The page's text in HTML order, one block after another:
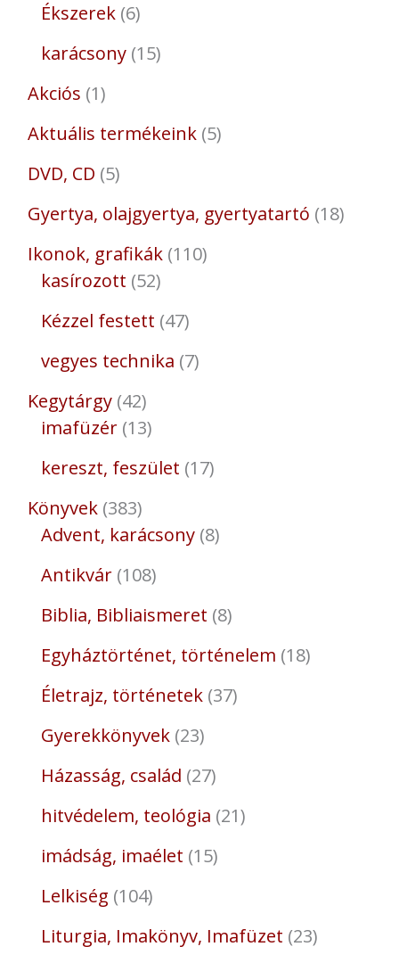
Ékszerek 6
karácsony 15
Akciós 1
Aktuális termékeink 5
DVD, CD 5
Gyertya, olajgyertya, gyertyatartó 18
Ikonok, grafikák 110
kasírozott 52
Kézzel festett 47
vegyes technika 7
Kegytárgy 42
imafüzér 13
kereszt, feszület 17
Könyvek 383
Advent, karácsony 8
Antikvár 108
Biblia, Bibliaismeret 8
Egyháztörténet, történelem 18
Életrajz, történetek 37
Gyerekkönyvek 23
Házasság, család 27
hitvédelem, teológia 21
imádság, imaélet 15
Lelkiség 104
Liturgia, Imakönyv, Imafüzet 23